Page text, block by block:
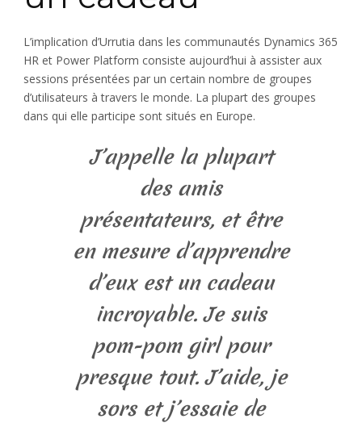
L’implication d’Urrutia dans les communautés Dynamics 365
HR et Power Platform consiste aujourd’hui à assister aux
sessions présentées par un certain nombre de groupes
d’utilisateurs à travers le monde. La plupart des groupes
dans qui elle participe sont situés en Europe.
J’appelle la plupart
des amis
présentateurs, et être
en mesure d’apprendre
d’eux est un cadeau
incroyable. Je suis
pom-pom girl pour
presque tout. J’aide, je
sors et j’essaie de